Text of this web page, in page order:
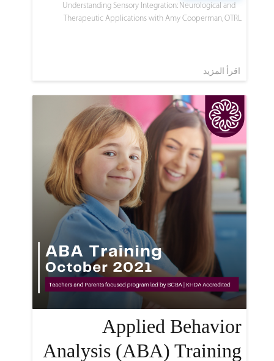
Understanding Sensory Integration: Neurological and
Therapeutic Applications with Amy Cooperman, OTRL
اقرأ المزيد
Applied Behavior
Analysis (ABA) Training